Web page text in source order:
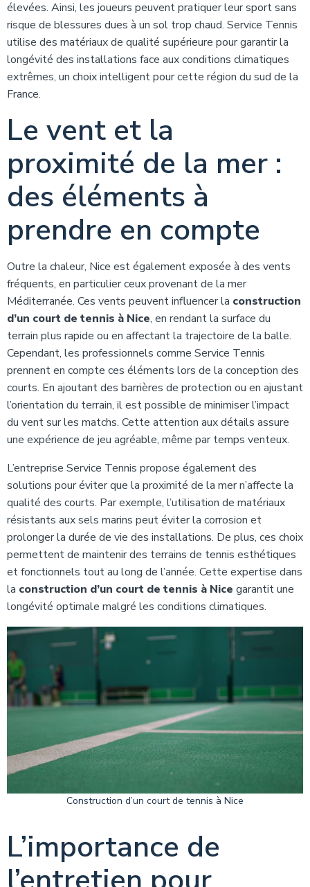
élevées. Ainsi, les joueurs peuvent pratiquer leur sport sans
risque de blessures dues à un sol trop chaud. Service Tennis
utilise des matériaux de qualité supérieure pour garantir la
longévité des installations face aux conditions climatiques
extrêmes, un choix intelligent pour cette région du sud de la
France.
Le vent et la
proximité de la mer :
des éléments à
prendre en compte
Outre la chaleur, Nice est également exposée à des vents
fréquents, en particulier ceux provenant de la mer
Méditerranée. Ces vents peuvent influencer la construction
d’un court de tennis à Nice, en rendant la surface du
terrain plus rapide ou en affectant la trajectoire de la balle.
Cependant, les professionnels comme Service Tennis
prennent en compte ces éléments lors de la conception des
courts. En ajoutant des barrières de protection ou en ajustant
l’orientation du terrain, il est possible de minimiser l’impact
du vent sur les matchs. Cette attention aux détails assure
une expérience de jeu agréable, même par temps venteux.
L’entreprise Service Tennis propose également des
solutions pour éviter que la proximité de la mer n’affecte la
qualité des courts. Par exemple, l’utilisation de matériaux
résistants aux sels marins peut éviter la corrosion et
prolonger la durée de vie des installations. De plus, ces choix
permettent de maintenir des terrains de tennis esthétiques
et fonctionnels tout au long de l’année. Cette expertise dans
la construction d’un court de tennis à Nice garantit une
longévité optimale malgré les conditions climatiques.
Construction d’un court de tennis à Nice
L’importance de